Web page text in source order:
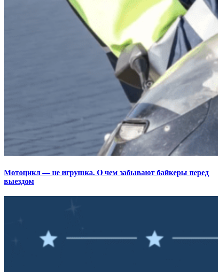
Мотоцикл — не игрушка. О чем забывают байкеры перед
выездом